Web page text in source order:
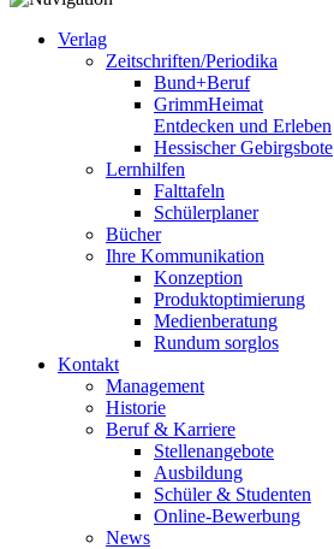
Verlag
Zeitschriften/Periodika
Bund+Beruf
GrimmHeimat
Entdecken und Erleben
Hessischer Gebirgsbote
Lernhilfen
Falttafeln
Schülerplaner
Bücher
Ihre Kommunikation
Konzeption
Produktoptimierung
Medienberatung
Rundum sorglos
Kontakt
Management
Historie
Beruf & Karriere
Stellenangebote
Ausbildung
Schüler & Studenten
Online-Bewerbung
News